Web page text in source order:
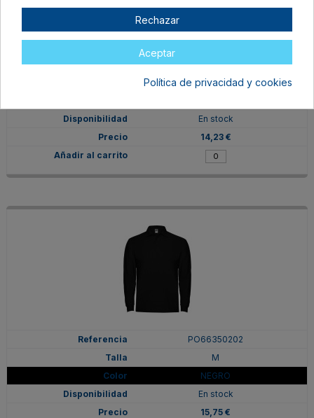
PO66350201
M
En stock
14,23 €
PO66350202
M
NEGRO
En stock
15,75 €
Rechazar
Aceptar
Política de privacidad y cookies